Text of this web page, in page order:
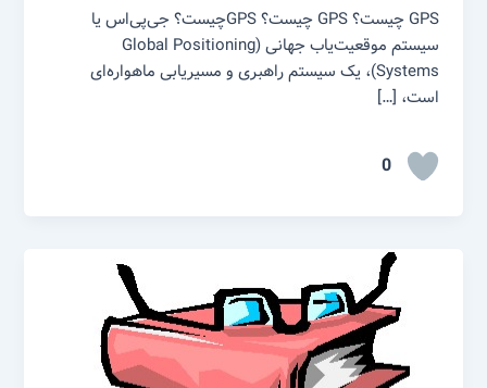
GPS چیست؟ GPS چیست؟ GPSچیست؟ جی‌پی‌اس یا
سیستم موقعیت‌یاب جهانی (Global Positioning
Systems)، یک سیستم راهبری و مسیریابی ماهواره‌ای
است، […]
0